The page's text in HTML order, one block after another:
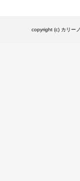
copyright (c) カリー